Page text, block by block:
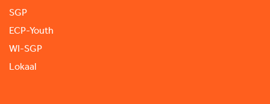
SGP
ECP-Youth
WI-SGP
Lokaal